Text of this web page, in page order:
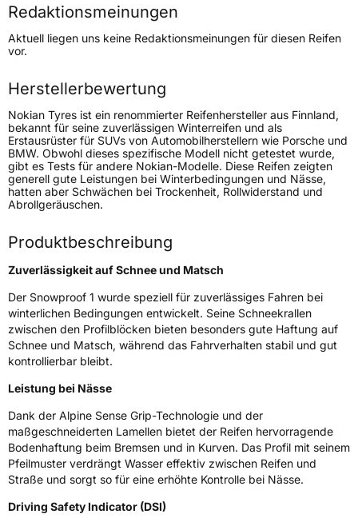
Höchstgeschwindigkeit
240 km/h
Lastindex99
Höchstlast775 kg
Generelle Merkmale
Fahrzeugtyp PKW
VerwendungWinterreifen
ModellnameSnowproof 1
Weitere Eigenschaften
SchlauchtypTL
Zustand Neureifen
EU Label
EffizienzC
Redaktionsmeinungen
Aktuell liegen uns keine Redaktionsmeinungen für diesen Reifen
vor.
Herstellerbewertung
Nokian Tyres ist ein renommierter Reifenhersteller aus Finnland,
bekannt für seine zuverlässigen Winterreifen und als
Erstausrüster für SUVs von Automobilherstellern wie Porsche und
BMW. Obwohl dieses spezifische Modell nicht getestet wurde,
gibt es Tests für andere Nokian-Modelle. Diese Reifen zeigten
generell gute Leistungen bei Winterbedingungen und Nässe,
hatten aber Schwächen bei Trockenheit, Rollwiderstand und
Abrollgeräuschen.
Produktbeschreibung
Zuverlässigkeit auf Schnee und Matsch
Der Snowproof 1 wurde speziell für zuverlässiges Fahren bei
winterlichen Bedingungen entwickelt. Seine Schneekrallen
zwischen den Profilblöcken bieten besonders gute Haftung auf
Schnee und Matsch, während das Fahrverhalten stabil und gut
kontrollierbar bleibt.
Leistung bei Nässe
Dank der Alpine Sense Grip-Technologie und der
maßgeschneiderten Lamellen bietet der Reifen hervorragende
Bodenhaftung beim Bremsen und in Kurven. Das Profil mit seinem
Pfeilmuster verdrängt Wasser effektiv zwischen Reifen und
Straße und sorgt so für eine erhöhte Kontrolle bei Nässe.
Driving Safety Indicator (DSI)